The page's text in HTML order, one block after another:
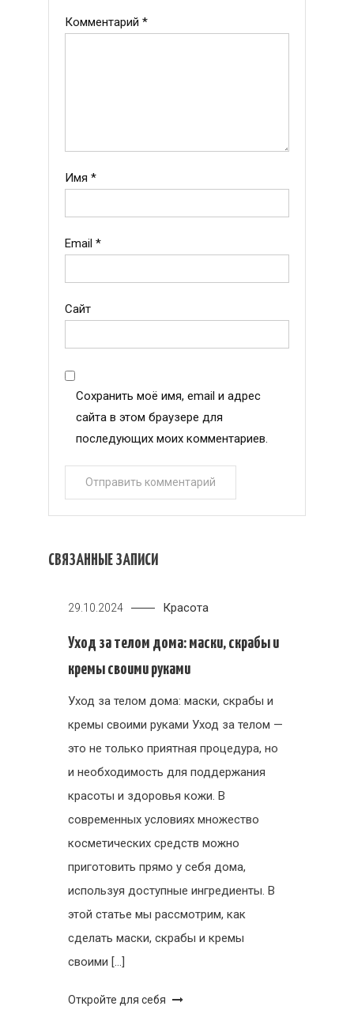
Комментарий *
Имя *
Email *
Сайт
Сохранить моё имя, email и адрес
сайта в этом браузере для
последующих моих комментариев.
СВЯЗАННЫЕ ЗАПИСИ
29.10.2024 Красота
Уход за телом дома: маски, скрабы и
кремы своими руками
Уход за телом дома: маски, скрабы и
кремы своими руками Уход за телом —
это не только приятная процедура, но
и необходимость для поддержания
красоты и здоровья кожи. В
современных условиях множество
косметических средств можно
приготовить прямо у себя дома,
используя доступные ингредиенты. В
этой статье мы рассмотрим, как
сделать маски, скрабы и кремы
своими […]
Откройте для себя